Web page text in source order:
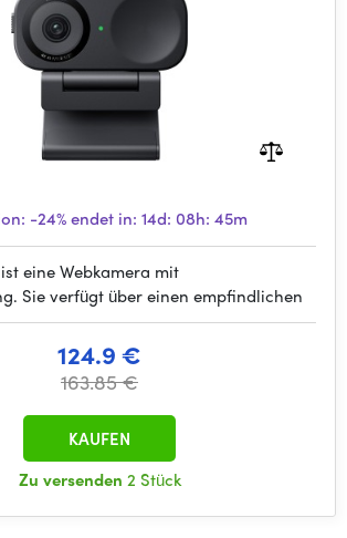
-24%endet in: 14d: 08h: 45m
eine Webkamera mit
Sie verfügt über einen empfindlichen
124.9 €
163.85 €
Zu versenden 2 Stück
KAUFEN